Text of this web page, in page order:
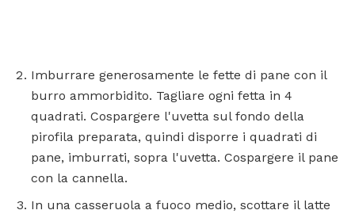
Imburrare generosamente le fette di pane con il
burro ammorbidito. Tagliare ogni fetta in 4
quadrati. Cospargere l'uvetta sul fondo della
pirofila preparata, quindi disporre i quadrati di
pane, imburrati, sopra l'uvetta. Cospargere il pane
con la cannella.
In una casseruola a fuoco medio, scottare il latte